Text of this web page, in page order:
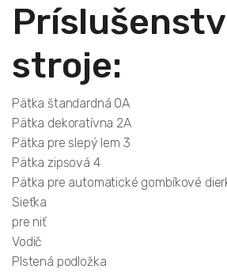
stroje:
Pätka štandardná 0A
Pätka dekoratívna 2A
Pätka pre slepý lem 3
Pätka zipsová 4
Pätka pre automatické gombíkové
Sieťka
pre niť
Vodič
Plstená podložka